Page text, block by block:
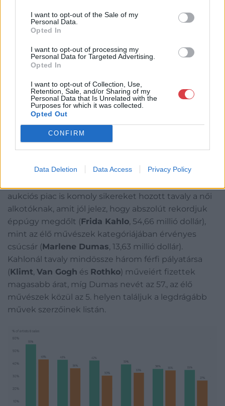
I want to opt-out of the Sale of my
Personal Data.
Opted In
I want to opt-out of processing my
Personal Data for Targeted Advertising.
Opted In
I want to opt-out of Collection, Use,
Retention, Sale, and/or Sharing of my
Personal Data that Is Unrelated with the
Purposes for which it was collected.
Opted Out
CONFIRM
Data Deletion Data Access Privacy Policy
Frida Kahlo Az álom (Az ágy) című műve 54,7 millió
dollárral döntött rekordot 2025-ben a női alkotók
kategóriájában. A Sotheby’s jóvoltából
A női alkotók súlyának növekedése elsősorban a
kortárs kategóriában figyelhető meg, de még a régi
mestereknél is vannak jelei. A galériák és
műkereskedések kínálatában a női alkotók aránya,
ami 2018-ban még csak 35%, 2024-ben 41%, tavaly
már 45% volt, a kizárólag elsődleges értékesítést
forgalomban való részesedésük ezen időszakban
aukciós piac is komoly sikereket hozott tavaly a női
alkotóknak, amit jól jelez, hogy abszolút rekordjuk
éppúgy megdőlt (Frida Kahlo, 54,66 millió dollár),
mint az élő művészek kategóriájában érvényes
csúcsár (Marlene Dumas, 13,63 millió dollár).
Kahlonál tavaly mindössze három férfi pályatársa
(Klimt, Van Gogh és Rothko) műveiért fizettek
magasabb árat, míg Dumas nevét az 57., az élő
művészek közül az 5. helyen találjuk a legdrágább
művek szerzőinek listán.